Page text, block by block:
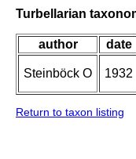
Turbellarian
author date
Steinböck O 1932
Return to taxon listing